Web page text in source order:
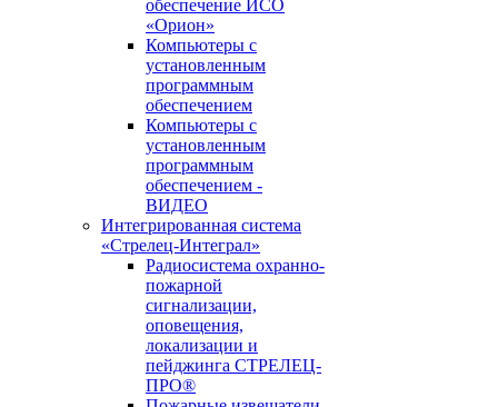
обеспечение ИСО
«Орион»
Компьютеры с
установленным
программным
обеспечением
Компьютеры с
установленным
программным
обеспечением -
ВИДЕО
Интегрированная система
«Стрелец-Интеграл»
Радиосистема охранно-
пожарной
сигнализации,
оповещения,
локализации и
пейджинга СТРЕЛЕЦ-
ПРО®